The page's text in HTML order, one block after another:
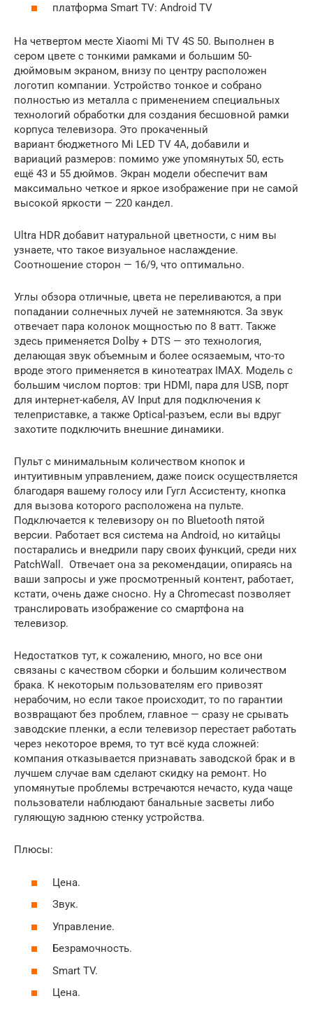
платформа Smart TV: Android TV
На четвертом месте Xiaomi Mi TV 4S 50. Выполнен в
сером цвете с тонкими рамками и большим 50-
дюймовым экраном, внизу по центру расположен
логотип компании. Устройство тонкое и собрано
полностью из металла с применением специальных
технологий обработки для создания бесшовной рамки
корпуса телевизора. Это прокаченный
вариант бюджетного Mi LED TV 4A, добавили и
вариаций размеров: помимо уже упомянутых 50, есть
ещё 43 и 55 дюймов. Экран модели обеспечит вам
максимально четкое и яркое изображение при не самой
высокой яркости — 220 кандел.
Ultra HDR добавит натуральной цветности, с ним вы
узнаете, что такое визуальное наслаждение.
Соотношение сторон — 16/9, что оптимально.
Углы обзора отличные, цвета не переливаются, а при
попадании солнечных лучей не затемняются. За звук
отвечает пара колонок мощностью по 8 ватт. Также
здесь применяется Dolby + DTS — это технология,
делающая звук объемным и более осязаемым, что-то
вроде этого применяется в кинотеатрах IMAX. Модель с
большим числом портов: три HDMI, пара для USB, порт
для интернет-кабеля, AV Input для подключения к
телеприставке, а также Optical-разъем, если вы вдруг
захотите подключить внешние динамики.
Пульт с минимальным количеством кнопок и
интуитивным управлением, даже поиск осуществляется
благодаря вашему голосу или Гугл Ассистенту, кнопка
для вызова которого расположена на пульте.
Подключается к телевизору он по Bluetooth пятой
версии. Работает вся система на Android, но китайцы
постарались и внедрили пару своих функций, среди них
PatchWall. Отвечает она за рекомендации, опираясь на
ваши запросы и уже просмотренный контент, работает,
кстати, очень даже сносно. Ну а Chromecast позволяет
транслировать изображение со смартфона на
телевизор.
Недостатков тут, к сожалению, много, но все они
связаны с качеством сборки и большим количеством
брака. К некоторым пользователям его привозят
нерабочим, но если такое происходит, то по гарантии
возвращают без проблем, главное — сразу не срывать
заводские пленки, а если телевизор перестает работать
через некоторое время, то тут всё куда сложней:
компания отказывается признавать заводской брак и в
лучшем случае вам сделают скидку на ремонт. Но
упомянутые проблемы встречаются нечасто, куда чаще
пользователи наблюдают банальные засветы либо
гуляющую заднюю стенку устройства.
Плюсы:
Цена.
Звук.
Управление.
Безрамочность.
Smart TV.
Цена.